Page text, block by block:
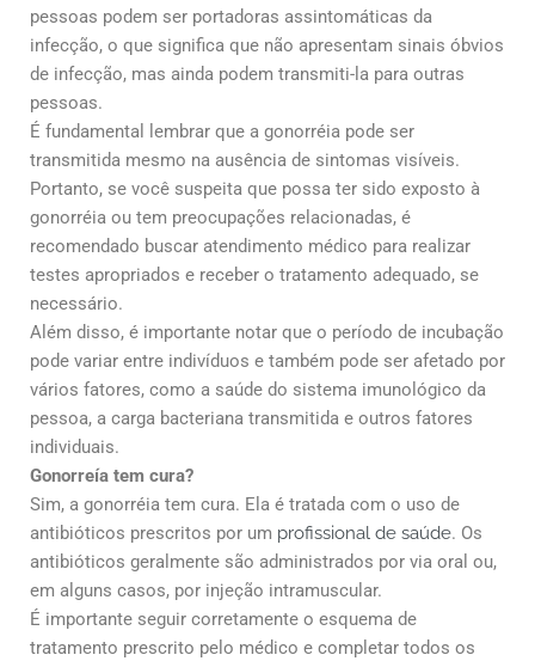
pessoas podem ser portadoras assintomáticas da
infecção, o que significa que não apresentam sinais óbvios
de infecção, mas ainda podem transmiti-la para outras
pessoas.
É fundamental lembrar que a gonorréia pode ser
transmitida mesmo na ausência de sintomas visíveis.
Portanto, se você suspeita que possa ter sido exposto à
gonorréia ou tem preocupações relacionadas, é
recomendado buscar atendimento médico para realizar
testes apropriados e receber o tratamento adequado, se
necessário.
Além disso, é importante notar que o período de incubação
pode variar entre indivíduos e também pode ser afetado por
vários fatores, como a saúde do sistema imunológico da
pessoa, a carga bacteriana transmitida e outros fatores
individuais.
Gonorreía tem cura?
Sim, a gonorréia tem cura. Ela é tratada com o uso de
antibióticos prescritos por um profissional de saúde. Os
antibióticos geralmente são administrados por via oral ou,
em alguns casos, por injeção intramuscular.
É importante seguir corretamente o esquema de
tratamento prescrito pelo médico e completar todos os